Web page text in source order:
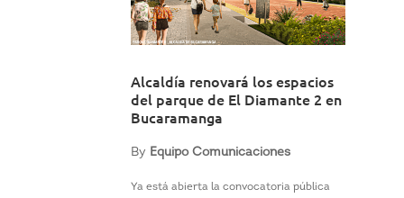
Alcaldía renovará los espacios
del parque de El Diamante 2 en
Bucaramanga
By Equipo Comunicaciones
Ya está abierta la convocatoria pública